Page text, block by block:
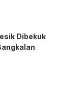
Dibekuk